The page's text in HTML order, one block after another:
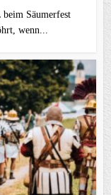
Säumerfest
wenn...